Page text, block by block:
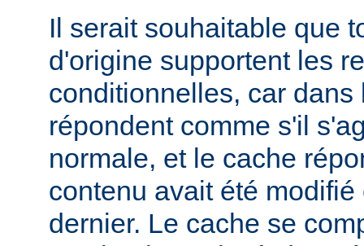
Il serait souhaitable que
d'origine supportent les
conditionnelles, car
répondent comme s'il
normale, et le cache
contenu avait été
dernier. Le cache se